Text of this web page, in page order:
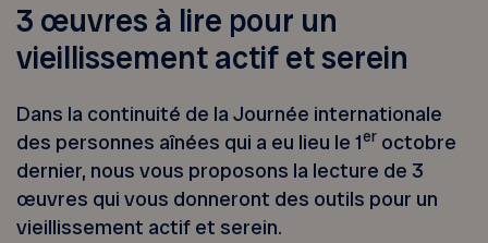
3 œuvres à lire pour un
vieillissement actif et serein
Dans la continuité de la Journée internationale
des personnes aînées qui a eu lieu le 1er octobre
dernier, nous vous proposons la lecture de 3
œuvres qui vous donneront des outils pour un
vieillissement actif et serein.